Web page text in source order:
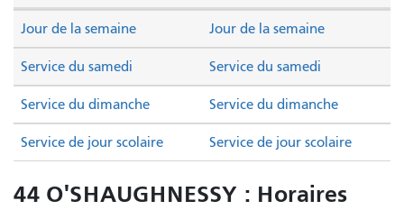
Service du samedi Service du samedi
Service du dimanche Service du dimanche
Jour de la semaine Jour de la semaine
Service de jour scolaire Service de jour scolaire
44 O'SHAUGHNESSY : Horaires